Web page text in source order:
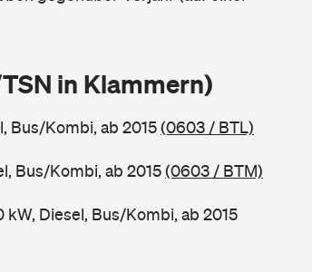
in Klammern)
Bus/Kombi, ab 2015(0603 / BTL)
Bus/Kombi, ab 2015(0603 / BTM)
kW, Diesel, Bus/Kombi, ab 2015